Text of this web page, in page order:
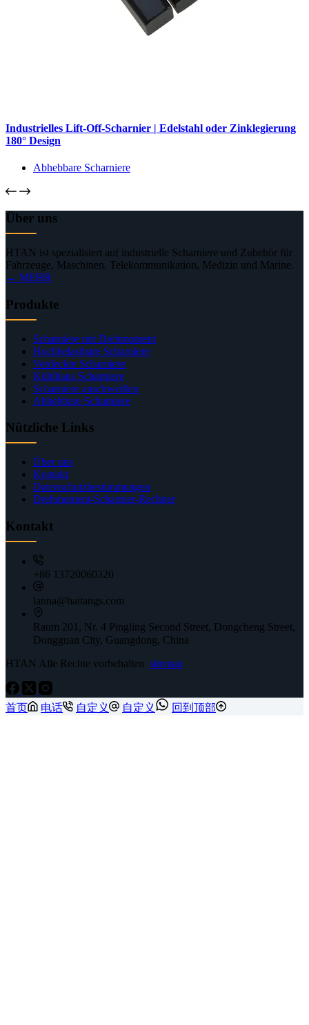
Industrielles Lift-Off-Scharnier | Edelstahl oder Zinklegierung
180° Design
Abhebbare Scharniere
Über uns
HTAN ist spezialisiert auf industrielle Scharniere und Zubehör für
Fahrzeuge, Maschinen, Telekommunikation, Medizin und Marine.
→ MEHR
Produkte
Scharniere mit Drehmoment
Hochbelastbare Scharniere
Verdeckte Scharniere
Kühlhaus Scharniere
Scharniere anschweißen
Abhebbare Scharniere
Nützliche Links
Über uns
Kontakt
Datenschutzbestimmungen
Drehmoment-Scharnier-Rechner
Kontakt
+86 13720060320
lanna@haitangs.com
Raum 201, Nr. 4 Pingling Second Street, Dongcheng Street,
Dongguan City, Guangdong, China
HTAN Alle Rechte vorbehalten sitemap
首页 电话 自定义 自定义 回到顶部